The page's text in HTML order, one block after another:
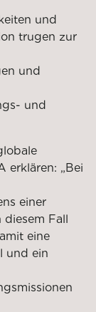
und
trugen zur
und
und
erklären: „Bei
einer
diesem Fall
eine
und ein